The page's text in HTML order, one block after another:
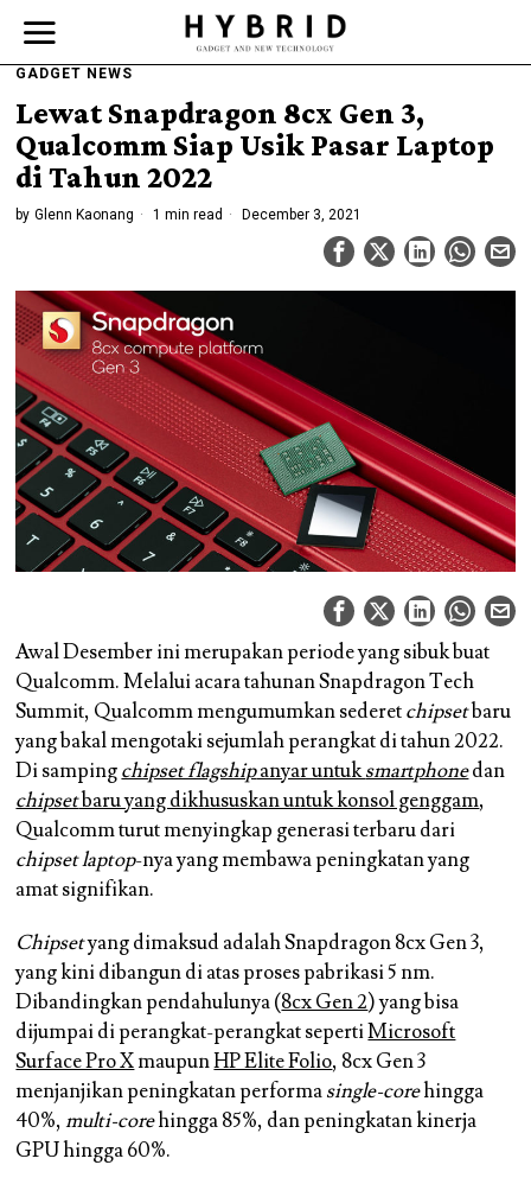
GADGET NEWS
Lewat Snapdragon 8cx Gen 3,
Qualcomm Siap Usik Pasar Laptop
di Tahun 2022
by Glenn Kaonang 1 min read December 3, 2021
Awal Desember ini merupakan periode yang sibuk buat
Qualcomm. Melalui acara tahunan Snapdragon Tech
Summit, Qualcomm mengumumkan sederetchipsetbaru
yang bakal mengotaki sejumlah perangkat di tahun 2022.
Di sampingchipset flagshipanyar untuksmartphonedan
chipsetbaru yang dikhususkan untuk konsol genggam,
Qualcomm turut menyingkap generasi terbaru dari
chipset laptop-nya yang membawa peningkatan yang
amat signifikan.
Chipsetyang dimaksud adalah Snapdragon 8cx Gen 3,
yang kini dibangun di atas proses pabrikasi 5 nm.
Dibandingkan pendahulunya (8cx Gen 2) yang bisa
dijumpai di perangkat-perangkat sepertiMicrosoft
Surface Pro XmaupunHP Elite Folio, 8cx Gen 3
menjanjikan peningkatan performasingle-corehingga
40%,multi-corehingga 85%, dan peningkatan kinerja
GPU hingga 60%.